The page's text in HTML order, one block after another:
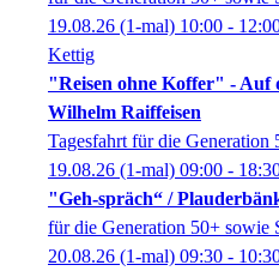
19.08.26 (1-mal) 10:00 -
Kettig
"Reisen ohne Koffer" - Auf
Wilhelm Raiffeisen
Tagesfahrt für die Generation
19.08.26 (1-mal) 09:00 -
"Geh-spräch“ /
für die Generation 50+ sowie
20.08.26 (1-mal) 09:30 -